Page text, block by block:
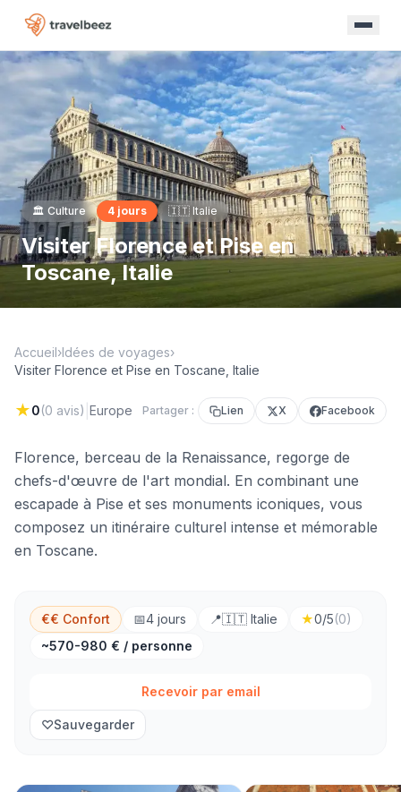
🏛️ Culture 4 jours 🇮🇹 Italie
Visiter Florence et Pise en
Toscane, Italie
Accueil›Idées de voyages›
Visiter Florence et Pise en Toscane, Italie
★0(0 avis) Europe Partager : Lien X Facebook
Florence, berceau de la Renaissance, regorge de
chefs-d'œuvre de l'art mondial. En combinant une
escapade à Pise et ses monuments iconiques, vous
composez un itinéraire culturel intense et mémorable
en Toscane.
€€ Confort 📅4 jours 📍🇮🇹 Italie ★0/5(0)
~570-980 € / personne
Recevoir par email
♡Sauvegarder